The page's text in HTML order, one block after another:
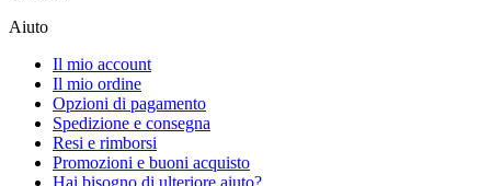
Aiuto
Il mio account
Il mio ordine
Opzioni di pagamento
Spedizione e consegna
Resi e rimborsi
Promozioni e buoni acquisto
Hai bisogno di ulteriore aiuto?